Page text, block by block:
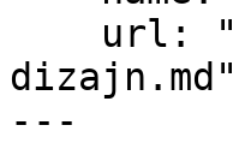
dizajn.md"
---